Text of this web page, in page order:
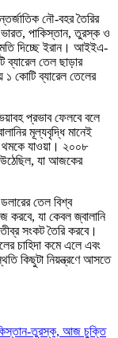
নৌ-বহর তৈরির
ভারত, পাকিস্তান, তুরস্ক ও
দিচ্ছে ইরান। আইইএ-
তেল ছাড়ার
১ কোটি ব্যারেল তেলের
প্রভাব ফেলবে বলে
মূল্যবৃদ্ধি মানেই
থমকে যাওয়া। ২০০৮
উঠেছিল, যা আজকের
তেল বিশ্ব
করবে, যা কেবল জ্বালানি
সংকট তৈরি করবে।
চাহিদা কমে এলে এবং
কিছুটা নিয়ন্ত্রণে আসতে
তুরস্ক, আজ চুক্তি